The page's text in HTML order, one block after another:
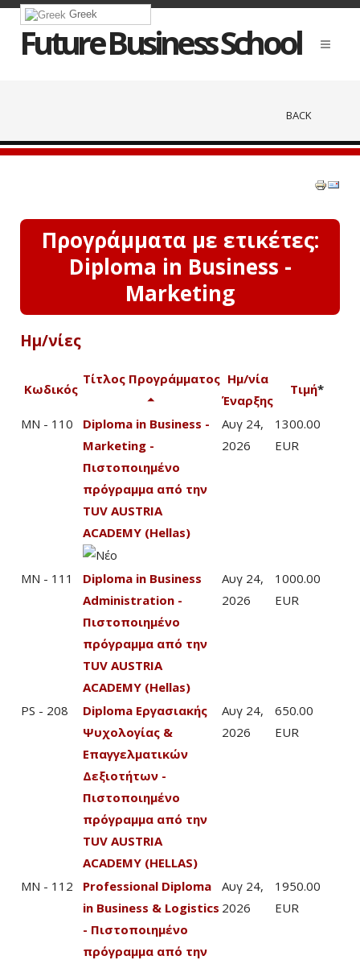
Greek
Future Business School
BACK
Προγράμματα με ετικέτες:
Diploma in Business -
Marketing
Ημ/νίες
Κωδικός
Τίτλος Προγράμματος Ημ/νία
Έναρξης
Τιμή*
MN - 110
Diploma in Business -
Marketing -
Πιστοποιημένο
πρόγραμμα από την
TUV AUSTRIA
ACADEMY (Hellas)
Αυγ 24,
2026
1300.00
EUR
MN - 111
Diploma in Business
Administration -
Πιστοποιημένο
πρόγραμμα από την
TUV AUSTRIA
ACADEMY (Hellas)
Αυγ 24,
2026
1000.00
EUR
PS - 208
Diploma Εργασιακής
Ψυχολογίας &
Επαγγελματικών
Δεξιοτήτων -
Πιστοποιημένο
πρόγραμμα από την
TUV AUSTRIA
ACADEMY (HELLAS)
Αυγ 24,
2026
650.00
EUR
MN - 112
Professional Diploma
in Business & Logistics
- Πιστοποιημένο
πρόγραμμα από την
Αυγ 24,
2026
1950.00
EUR